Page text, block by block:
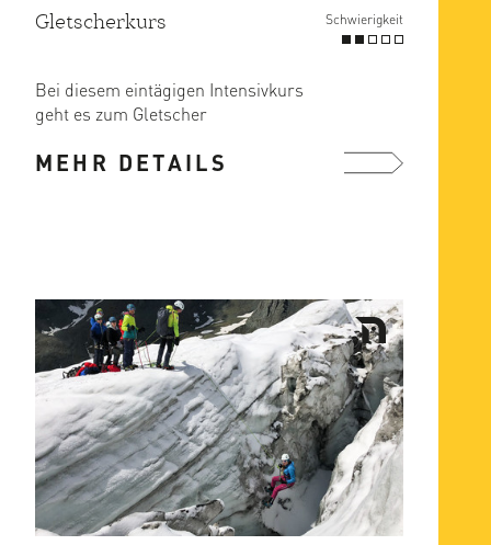
Gletscherkurs Schwierigkeit
Bei diesem eintägigen Intensivkurs
geht es zum Gletscher
Stüdlhütte, wo ...
MEHR DETAILS